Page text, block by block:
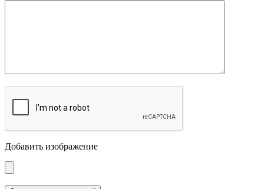
Добавить изображение